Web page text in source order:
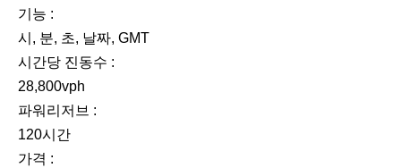
기능 :
시, 분, 초, 날짜, GMT
시간당 진동수 :
28,800vph
파워리저브 :
120시간
가격 :